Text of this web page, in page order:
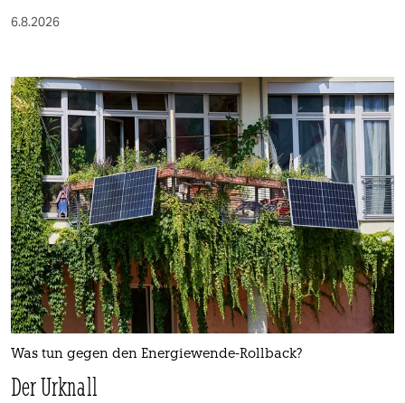
6.8.2026
Was tun gegen den Energiewende-Rollback?
Der Urknall